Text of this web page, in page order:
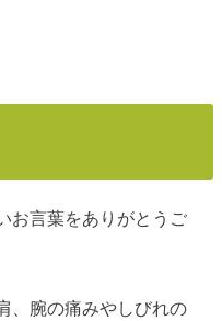
お言葉をありがとうご
、腕の痛みやしびれの